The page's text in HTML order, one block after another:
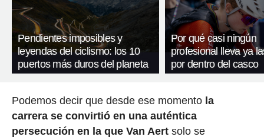
Pendientes imposibles y
leyendas del ciclismo: los 10
puertos más duros del planeta
Por qué casi ningún
profesional lleva ya
por dentro del casco
Podemos decir que desde ese momento la
carrera se convirtió en una auténtica
persecución en la que Van Aertsolo se